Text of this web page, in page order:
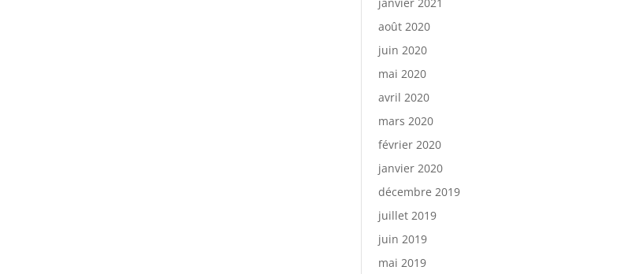
août 2020
juin 2020
mai 2020
avril 2020
mars 2020
février 2020
janvier 2020
décembre 2019
juillet 2019
juin 2019
mai 2019